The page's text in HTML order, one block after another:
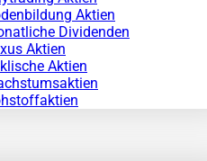
Aktien
Dividenden
Aktien
Aktien